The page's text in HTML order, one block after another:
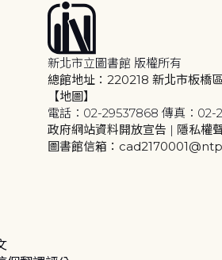
新北市立圖書館 版權所有
總館地址：220218 新北市板橋
【地圖】
電話：02-29537868 傳真：02-
政府網站資料開放宣告 | 隱私權
圖書館信箱：